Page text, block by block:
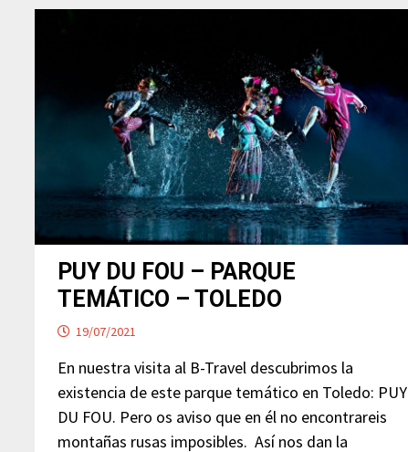
PUY DU FOU – PARQUE
TEMÁTICO – TOLEDO
19/07/2021
En nuestra visita al B-Travel descubrimos la
existencia de este parque temático en Toledo: PUY
DU FOU. Pero os aviso que en él no encontrareis
montañas rusas imposibles. Así nos dan la